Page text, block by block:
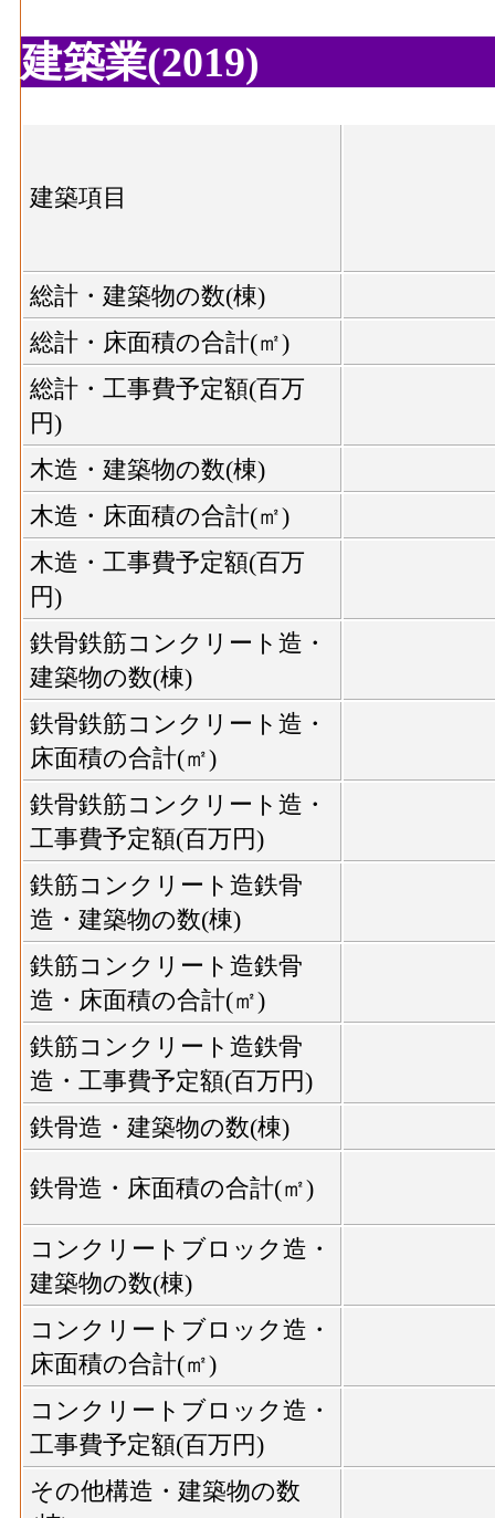
建築業(2019)
建築項目
総計・建築物の数(棟)
総計・床面積の合計(㎡)
総計・工事費予定額(百万
円)
木造・建築物の数(棟)
木造・床面積の合計(㎡)
木造・工事費予定額(百万
円)
鉄骨鉄筋コンクリート造・
建築物の数(棟)
鉄骨鉄筋コンクリート造・
床面積の合計(㎡)
鉄骨鉄筋コンクリート造・
工事費予定額(百万円)
鉄筋コンクリート造鉄骨
造・建築物の数(棟)
鉄筋コンクリート造鉄骨
造・床面積の合計(㎡)
鉄筋コンクリート造鉄骨
造・工事費予定額(百万円)
鉄骨造・建築物の数(棟)
鉄骨造・床面積の合計(㎡)
コンクリートブロック造・
建築物の数(棟)
コンクリートブロック造・
床面積の合計(㎡)
コンクリートブロック造・
工事費予定額(百万円)
その他構造・建築物の数